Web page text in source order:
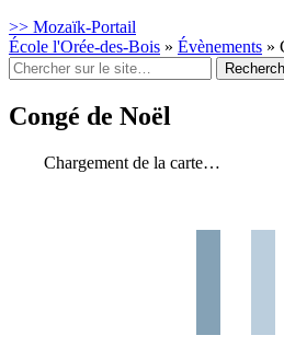
>> Mozaïk-Portail
École l'Orée-des-Bois » Évènements »
Rechercher
:
Congé de Noël
Chargement de la carte…